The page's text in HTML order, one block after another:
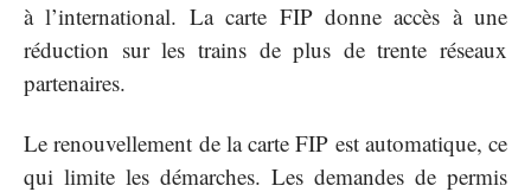
à l’international. La carte FIP donne accès à une
réduction sur les trains de plus de trente réseaux
partenaires.
Le renouvellement de la carte FIP est automatique, ce
qui limite les démarches. Les demandes de permis